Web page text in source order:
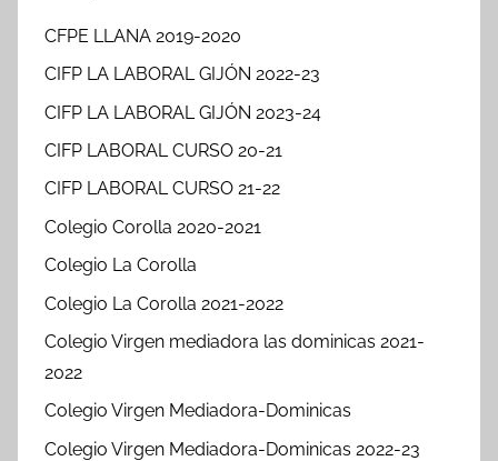
CFPE LLANA 2019-2020
CIFP LA LABORAL GIJÓN 2022-23
CIFP LA LABORAL GIJÓN 2023-24
CIFP LABORAL CURSO 20-21
CIFP LABORAL CURSO 21-22
Colegio Corolla 2020-2021
Colegio La Corolla
Colegio La Corolla 2021-2022
Colegio Virgen mediadora las dominicas 2021-
2022
Colegio Virgen Mediadora-Dominicas
Colegio Virgen Mediadora-Dominicas 2022-23